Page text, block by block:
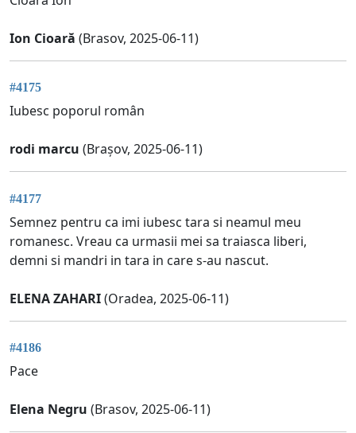
Ion Cioară (Brasov, 2025-06-11)
#4175
Iubesc poporul român
rodi marcu (Brașov, 2025-06-11)
#4177
Semnez pentru ca imi iubesc tara si neamul meu
romanesc. Vreau ca urmasii mei sa traiasca liberi,
demni si mandri in tara in care s-au nascut.
ELENA ZAHARI(Oradea, 2025-06-11)
#4186
Pace
Elena Negru (Brasov, 2025-06-11)